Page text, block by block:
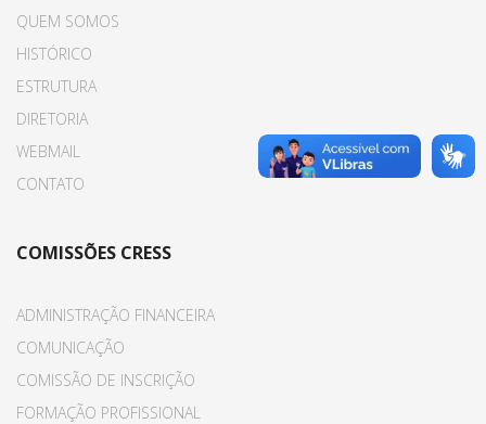
QUEM SOMOS
HISTÓRICO
ESTRUTURA
DIRETORIA
WEBMAIL
CONTATO
COMISSÕES CRESS
ADMINISTRAÇÃO FINANCEIRA
COMUNICAÇÃO
COMISSÃO DE INSCRIÇÃO
FORMAÇÃO PROFISSIONAL